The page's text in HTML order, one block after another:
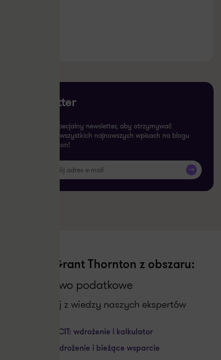
Newsletter
Subskrybuj specjalny newsletter, aby otrzymywać
informacje o wszystkich najnowszych wpisach na blogu
Grant Thornton!
>>
Usługi Grant Thornton z obszaru:
Doradztwo podatkowe
Skorzystaj z wiedzy naszych ekspertów
Estoński CIT: wdrożenie i kalkulator
KSeF – wdrożenie i bieżące wsparcie